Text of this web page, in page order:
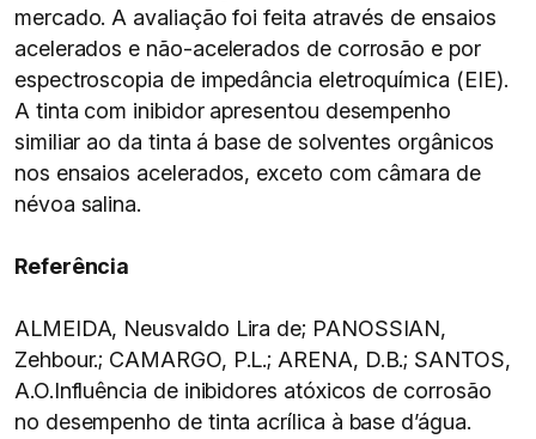
mercado. A avaliação foi feita através de ensaios
acelerados e não-acelerados de corrosão e por
espectroscopia de impedância eletroquímica (EIE).
A tinta com inibidor apresentou desempenho
similiar ao da tinta á base de solventes orgânicos
nos ensaios acelerados, exceto com câmara de
névoa salina.
Referência
ALMEIDA, Neusvaldo Lira de; PANOSSIAN,
Zehbour.; CAMARGO, P.L.; ARENA, D.B.; SANTOS,
A.O.Influência de inibidores atóxicos de corrosão
no desempenho de tinta acrílica à base d’água.